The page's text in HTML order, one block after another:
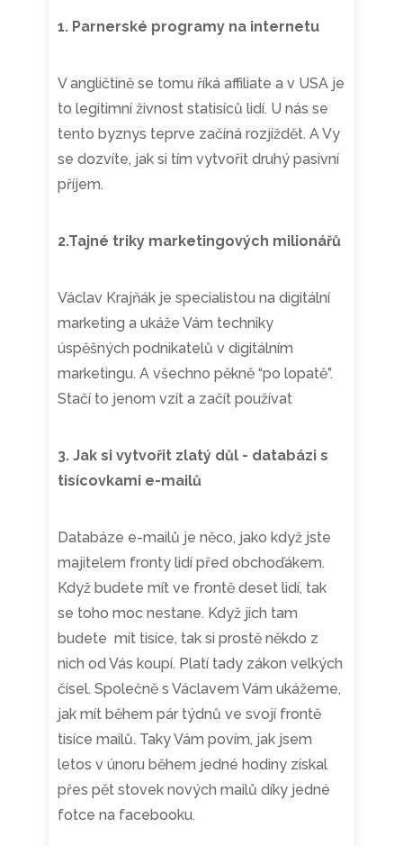
1. Parnerské programy na internetu
V angličtině se tomu říká affiliate a v USA je
to legitimní živnost statisíců lidí. U nás se
tento byznys teprve začíná rozjíždět. A Vy
se dozvíte, jak si tím vytvořit druhý pasivní
příjem.
2.Tajné triky marketingových milionářů
Václav Krajňák je specialistou na digitální
marketing a ukáže Vám techniky
úspěšných podnikatelů v digitálním
marketingu. A všechno pěkně “po lopatě”.
Stačí to jenom vzít a začít používat
3. Jak si vytvořit zlatý důl - databázi s
tisícovkami e-mailů
Databáze e-mailů je něco, jako když jste
majitelem fronty lidí před obchoďákem.
Když budete mít ve frontě deset lidí, tak
se toho moc nestane. Když jich tam
budete mít tisíce, tak si prostě někdo z
nich od Vás koupí. Platí tady zákon velkých
čísel. Společně s Václavem Vám ukážeme,
jak mít během pár týdnů ve svojí frontě
tisíce mailů. Taky Vám povím, jak jsem
letos v únoru během jedné hodiny získal
přes pět stovek nových mailů díky jedné
fotce na facebooku.